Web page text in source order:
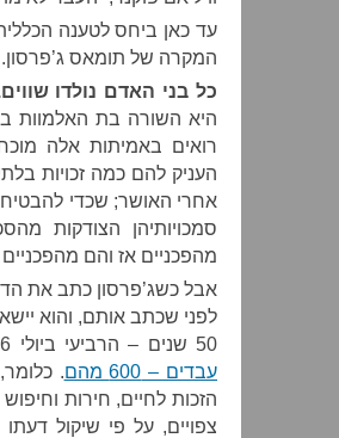
עד כאן ביחס לטענה
המקרה של תומאס ג’פרסון.
כל בני האדם נולדו
היא השורה בת האלמוות
רואים באמיתות אלה
העניק להם כמה זכויות
אחרי האושר; שכדי
מהפכניים אז והם
אבל כשג’פרסון כתב את
50 שנים – הרביעי ביולי 1826). במהלך חייו, ג’פרסון החזיק
עבדים – 600 מהם
.
צפויים, על פי שיקול